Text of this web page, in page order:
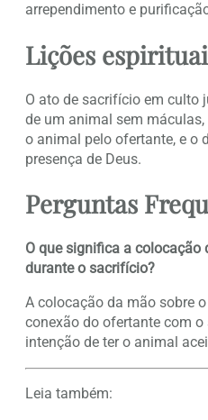
arrependimento e
Lições
O ato de sacrifício em culto
de um animal sem
o animal pelo ofertante, e o
presença de Deus.
Perguntas
O que significa a colocação
durante o sacrifício?
A colocação da mão sobre
conexão do ofertante com
intenção de ter o animal
Leia também: